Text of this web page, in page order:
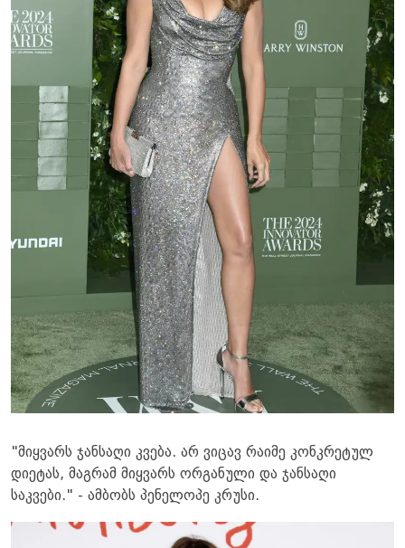
"მიყვარს ჯანსაღი კვება. არ ვიცავ რაიმე კონკრეტულ
დიეტას, მაგრამ მიყვარს ორგანული და ჯანსაღი
საკვები." - ამბობს პენელოპე კრუსი.